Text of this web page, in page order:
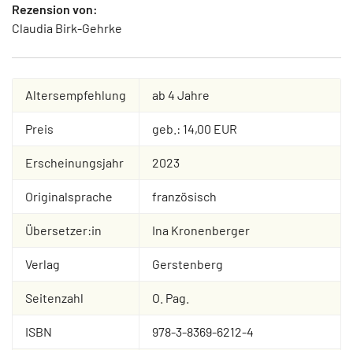
Rezension von:
Claudia Birk-Gehrke
Altersempfehlung ab 4 Jahre
Preis geb.: 14,00 EUR
Erscheinungsjahr 2023
Originalsprache französisch
Übersetzer:in Ina Kronenberger
Verlag Gerstenberg
Seitenzahl O. Pag.
ISBN 978-3-8369-6212-4